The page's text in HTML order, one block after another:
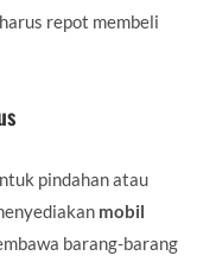
repot membeli
pindahan atau
mobil
barang-barang